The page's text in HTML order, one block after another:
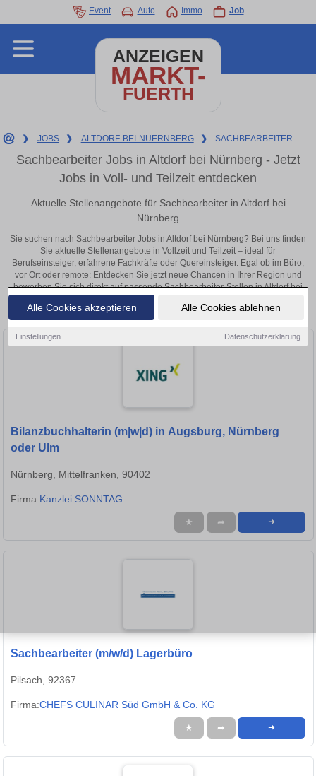
Alle Cookies akzeptieren Alle Cookies ablehnen
Einstellungen Datenschutzerklärung
Event Auto Immo Job
ANZEIGEN
MARKT-
FUERTH
❯ JOBS ❯ ALTDORF-BEI-NUERNBERG ❯ SACHBEARBEITER
Sachbearbeiter Jobs in Altdorf bei Nürnberg - Jetzt
Jobs in Voll- und Teilzeit entdecken
Aktuelle Stellenangebote für Sachbearbeiter in Altdorf bei
Nürnberg
Sie suchen nach Sachbearbeiter Jobs in Altdorf bei Nürnberg? Bei uns finden
Sie aktuelle Stellenangebote in Vollzeit und Teilzeit – ideal für
Berufseinsteiger, erfahrene Fachkräfte oder Quereinsteiger. Egal ob im Büro,
vor Ort oder remote: Entdecken Sie jetzt neue Chancen in Ihrer Region und
bewerben Sie sich direkt auf passende Sachbearbeiter-Stellen in Altdorf bei
Nürnberg!
Bilanzbuchhalterin (m|w|d) in Augsburg, Nürnberg
oder Ulm
Nürnberg, Mittelfranken, 90402
Firma:Kanzlei SONNTAG
★ ➦ ➜
Sachbearbeiter (m/w/d) Lagerbüro
Pilsach, 92367
Firma:CHEFS CULINAR Süd GmbH & Co. KG
★ ➦ ➜